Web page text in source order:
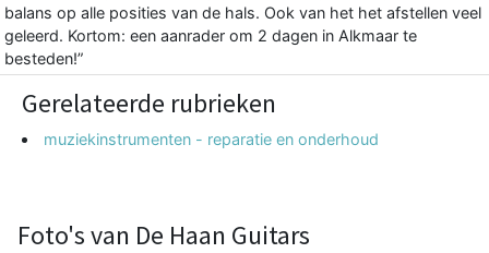
balans op alle posities van de hals. Ook van het het afstellen veel
geleerd. Kortom: een aanrader om 2 dagen in Alkmaar te
besteden!”
Gerelateerde rubrieken
muziekinstrumenten - reparatie en onderhoud
Foto's van De Haan Guitars